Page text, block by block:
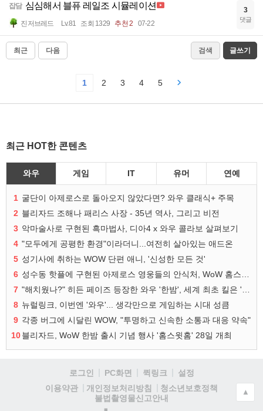
잡담 심심해서 블퓨 레일조 시뮬레이션
진저브레드 Lv.81 조회 1329 추천 2 07-22
3
댓글
최근 다음 검색 글쓰기
1 2 3 4 5
최근 HOT한 콘텐츠
와우 게임 IT 유머 연예
1 굴단이 아제로스로 돌아오지 않았다면? 와우 클래식+ 주목
2 블리자드 조해나 패리스 사장 - 35년 역사, 그리고 비전
3 악마술사로 구현된 흑마법사, 디아4 x 와우 콜라보 살펴보기
4 "모두에게 공평한 환경"이라더니...여전히 살아있는 애드온
5 성기사에 취하는 WOW 단편 애니, '신성한 모든 것'
6
7
8 뉴럴링크, 이번엔 '와우'... 생각만으로 게임하는 시대 성큼
9 각종 버그에 시달린 WOW, "투명하고 신속한 소통과 대응 약속"
10블리자드, WoW 한밤 출시 기념 행사 '홈스윗홈' 28일 개최
로그인 PC화면 퀵링크
설정
이용약관
개인정보처리방침
청소년보호정책
불법촬영물신고안내
▲